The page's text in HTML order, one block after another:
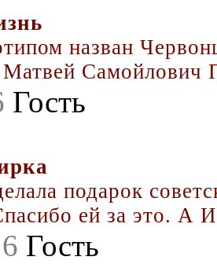
назван
Матвей Самойлович
Гость
подарок
ей за это. А
Гость